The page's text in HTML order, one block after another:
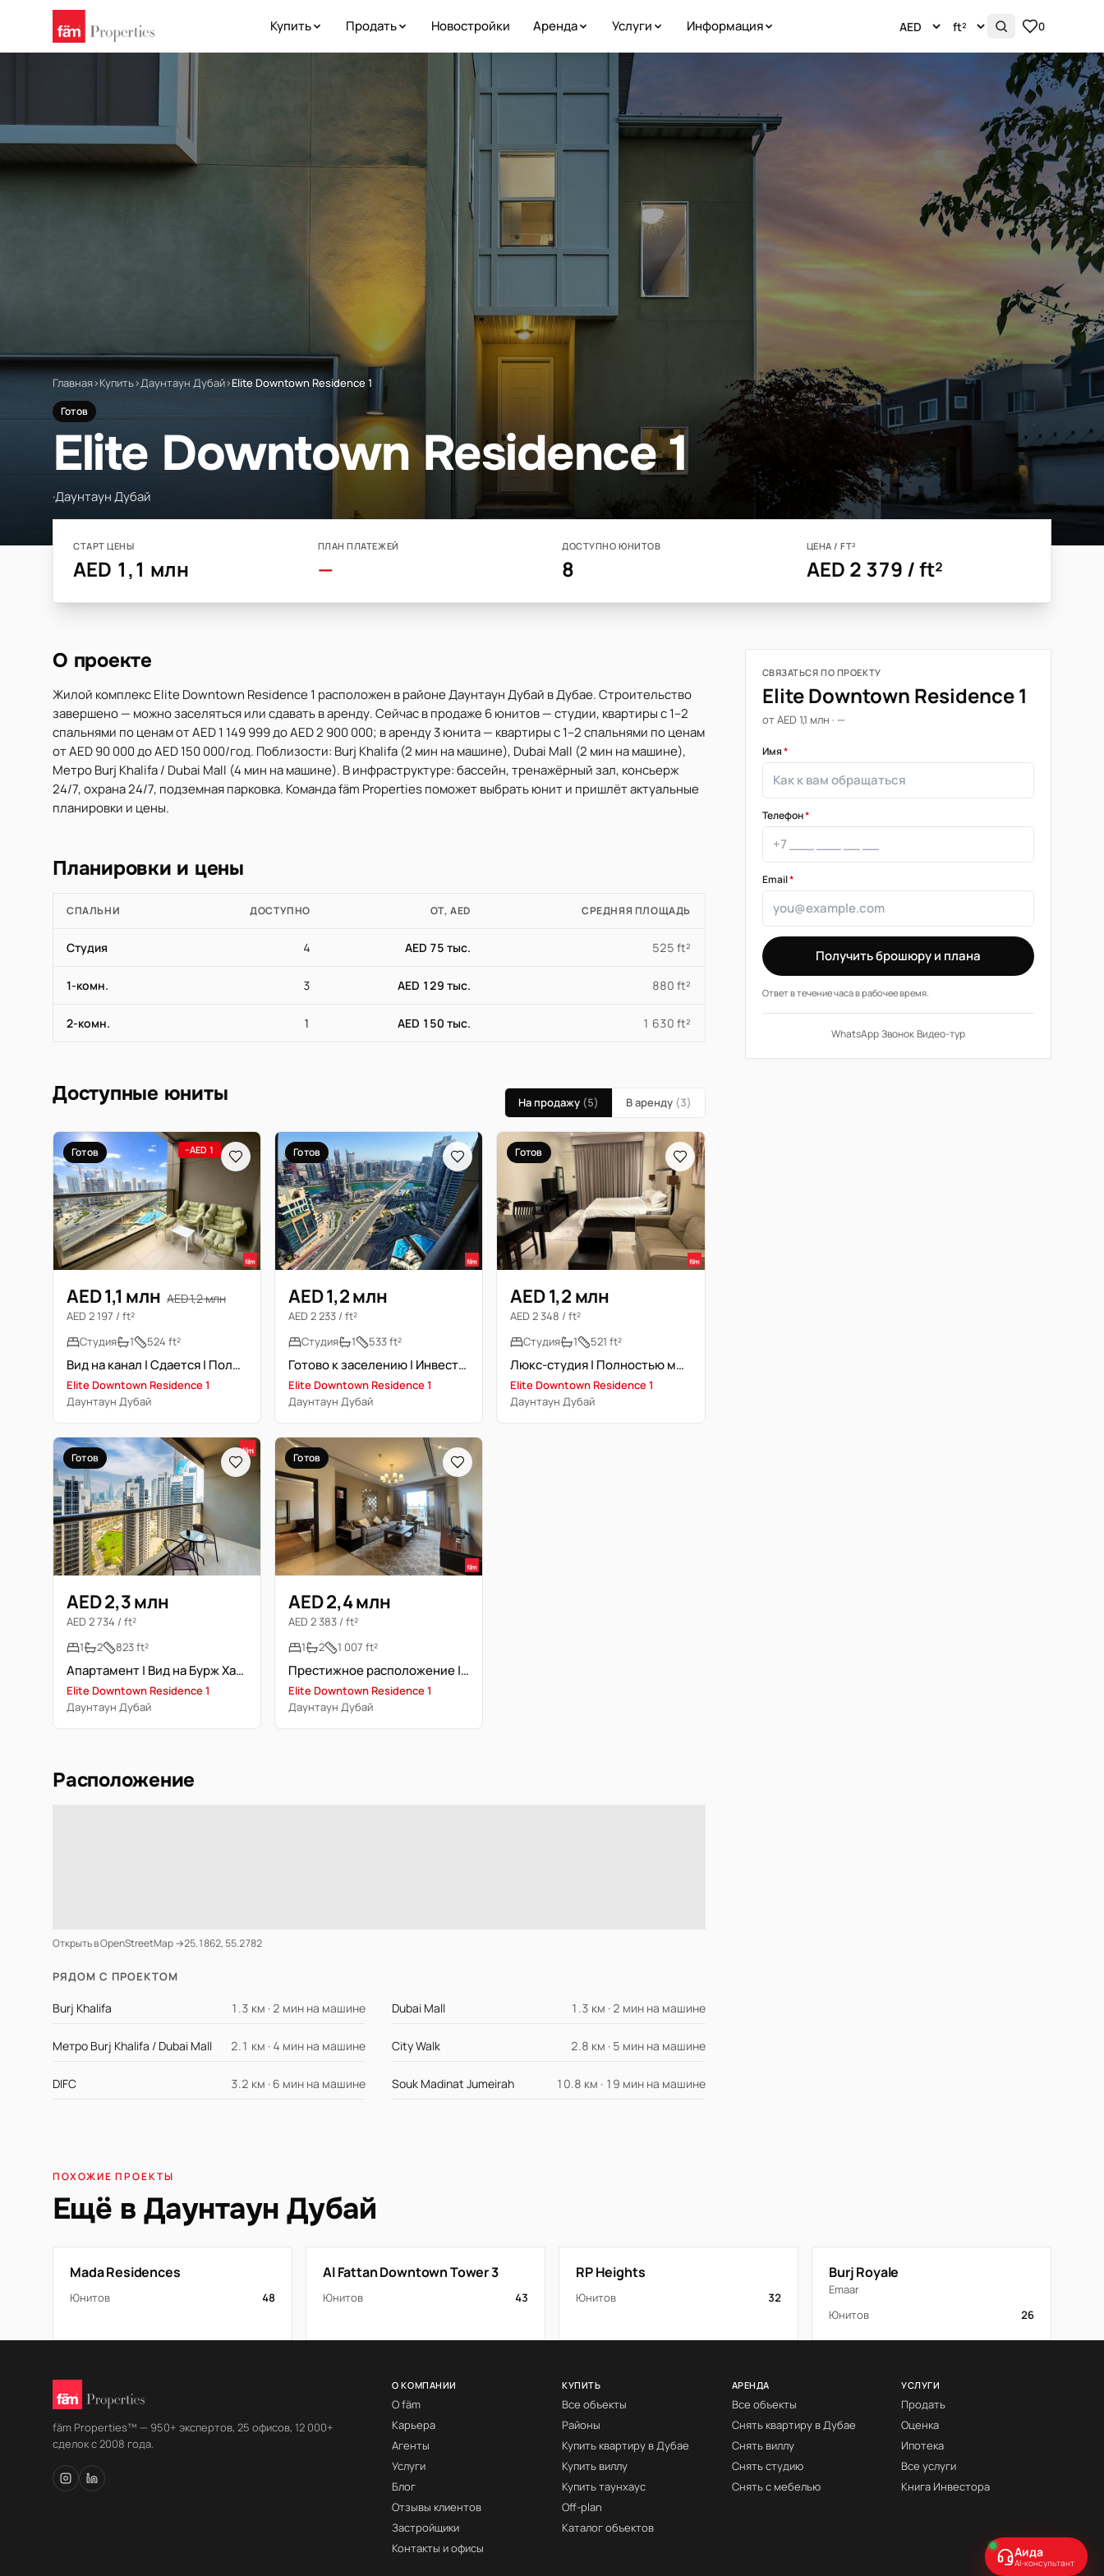
Купить Продать Новостройки Аренда Услуги Информация 0
Главная›Купить›Даунтаун Дубай›Elite Downtown Residence 1
Готов
Elite Downtown Residence 1
·Даунтаун Дубай
СТАРТ ЦЕНЫ
AED 1,1 млн
ПЛАН ПЛАТЕЖЕЙ
—
ДОСТУПНО ЮНИТОВ
8
ЦЕНА / FT²
AED 2 379 / ft²
О проекте
Жилой комплекс Elite Downtown Residence 1 расположен в районе Даунтаун Дубай в Дубае. Строительство
завершено — можно заселяться или сдавать в аренду. Сейчас в продаже 6 юнитов — студии, квартиры с 1–2
спальнями по ценам от AED 1 149 999 до AED 2 900 000; в аренду 3 юнита — квартиры с 1–2 спальнями по ценам
от AED 90 000 до AED 150 000/год. Поблизости: Burj Khalifa (2 мин на машине), Dubai Mall (2 мин на машине),
Метро Burj Khalifa / Dubai Mall (4 мин на машине). В инфраструктуре: бассейн, тренажёрный зал, консьерж
24/7, охрана 24/7, подземная парковка. Команда fäm Properties поможет выбрать юнит и пришлёт актуальные
планировки и цены.
Планировки и цены
СПАЛЬНИ ДОСТУПНО ОТ, AED СРЕДНЯЯ ПЛОЩАДЬ
Студия 4 AED 75 тыс. 525 ft²
1-комн. 3 AED 129 тыс. 880 ft²
2-комн. 1 AED 150 тыс. 1 630 ft²
Доступные юниты На продажу (5) В аренду (3)
Готов −AED 1
AED 1,1 млн AED 1,2 млн
AED 2 197 / ft²
Студия
1 524 ft²
Вид на канал | Сдается | Полностью меблирована
Elite Downtown Residence 1
Даунтаун Дубай
Готов
AED 1,2 млн
AED 2 233 / ft²
Студия
1 533 ft²
Готово к заселению | Инвестиционная недвижимость
Elite Downtown Residence 1
Даунтаун Дубай
Готов
AED 1,2 млн
AED 2 348 / ft²
Студия
1 521 ft²
Люкс-студия | Полностью меблирована | Вид на канал
Elite Downtown Residence 1
Даунтаун Дубай
Готов
AED 2,3 млн
AED 2 734 / ft²
1
2 823 ft²
Апартамент | Вид на Бурж Халифа
Elite Downtown Residence 1
Даунтаун Дубай
Готов
AED 2,4 млн
AED 2 383 / ft²
1
2 1 007 ft²
Престижное расположение | Высокий этаж | Полностью меблирована
Elite Downtown Residence 1
Даунтаун Дубай
Расположение
Открыть в OpenStreetMap →25.1862, 55.2782
РЯДОМ С ПРОЕКТОМ
Burj Khalifa 1.3 км · 2 мин на машине Dubai Mall 1.3 км · 2 мин на машине
Метро Burj Khalifa / Dubai Mall 2.1 км · 4 мин на машине City Walk 2.8 км · 5 мин на машине
DIFC 3.2 км · 6 мин на машине Souk Madinat Jumeirah 10.8 км · 19 мин на машине
СВЯЗАТЬСЯ ПО ПРОЕКТУ
Elite Downtown Residence 1
от AED 1,1 млн · —
Имя*
Телефон*
Email*
Получить брошюру и плана
Ответ в течение часа в рабочее время.
WhatsApp·Звонок·Видео-тур
ПОХОЖИЕ ПРОЕКТЫ
Ещё в Даунтаун Дубай
Mada Residences
Юнитов 48
Al Fattan Downtown Tower 3
Юнитов 43
RP Heights
Юнитов 32
Burj Royale
Emaar
Юнитов
26
Аида
AI-консультант
fäm Properties™ — 950+ экспертов, 25 офисов, 12 000+
сделок с 2008 года.
О КОМПАНИИ
О fäm
Карьера
Агенты
Услуги
Блог
Отзывы клиентов
Застройщики
Контакты и офисы
КУПИТЬ
Все объекты
Районы
Купить квартиру в Дубае
Купить виллу
Купить таунхаус
Off-plan
Каталог объектов
АРЕНДА
Все объекты
Снять квартиру в Дубае
Снять виллу
Снять студию
Снять с мебелью
УСЛУГИ
Продать
Оценка
Ипотека
Все услуги
Книга Инвестора